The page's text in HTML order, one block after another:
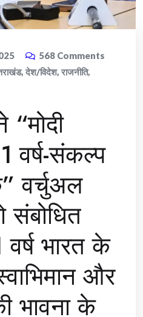
568 Comments
, देश/विदेश, राजनीति,
“मोदी
वर्ष-संकल्प
वर्चुअल
संबोधित
भारत के
और
भावना के